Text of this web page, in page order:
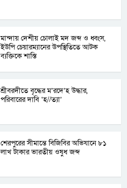
মান্দায় দেশীয় চোলাই মদ জব্দ ও ধ্বংস,
ইউপি চেয়ারম্যানের উপস্থিতিতে আটক
ব্যক্তিকে শাস্তি
শ্রীবরদীতে বৃদ্ধের ম’রদে’হ উদ্ধার,
পরিবারের দাবি ‘হ//ত্যা’
শেরপুরের সীমান্তে বিজিবির অভিযানে ৮১
লাখ টাকার ভারতীয় ওষুধ জব্দ